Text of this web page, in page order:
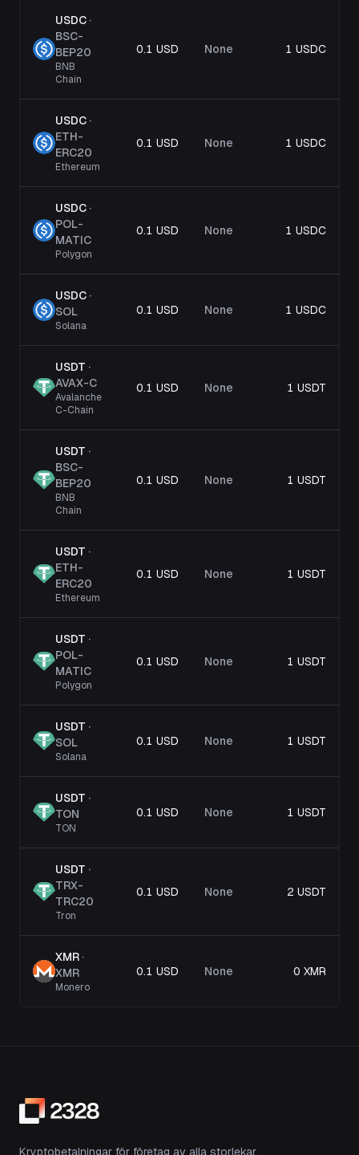
USDC ·
BSC-
BEP20
BNB
Chain
0.1 USD None 1 USDC
USDC ·
ETH-
ERC20
Ethereum
0.1 USD None 1 USDC
USDC ·
POL-
MATIC
Polygon
0.1 USD None 1 USDC
USDC ·
SOL
Solana
0.1 USD None 1 USDC
USDT ·
AVAX-C
Avalanche
C-Chain
0.1 USD None 1 USDT
USDT ·
BSC-
BEP20
BNB
Chain
0.1 USD None 1 USDT
USDT ·
ETH-
ERC20
Ethereum
0.1 USD None 1 USDT
USDT ·
POL-
MATIC
Polygon
0.1 USD None 1 USDT
USDT ·
SOL
Solana
0.1 USD None 1 USDT
USDT ·
TON
TON
0.1 USD None 1 USDT
USDT ·
TRX-
TRC20
Tron
0.1 USD None 2 USDT
XMR ·
XMR
Monero
0.1 USD None 0 XMR
Kryptobetalningar för företag av alla storlekar.